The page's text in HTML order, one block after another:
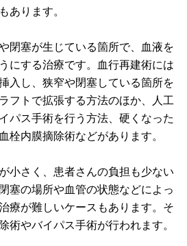
あります。
閉塞が生じている箇所で、血液を
にする治療です。血行再建術には
入し、狭窄や閉塞している箇所を
フトで拡張する方法のほか、人工
パス手術を行う方法、硬くなった
栓内膜摘除術などがあります。
小さく、患者さんの負担も少ない
塞の場所や血管の状態などによっ
療が難しいケースもあります。そ
術やバイパス手術が行われます。